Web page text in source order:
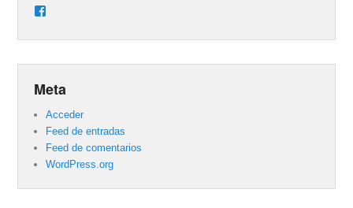
en
Meta
Acceder
Feed de entradas
Feed de comentarios
WordPress.org